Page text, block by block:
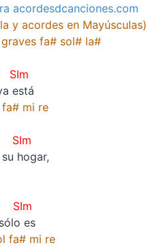
acordesdcanciones.com
y acordes en Mayúsculas)
fa# sol# la#
está
mi re
hogar,
es
fa# mi re